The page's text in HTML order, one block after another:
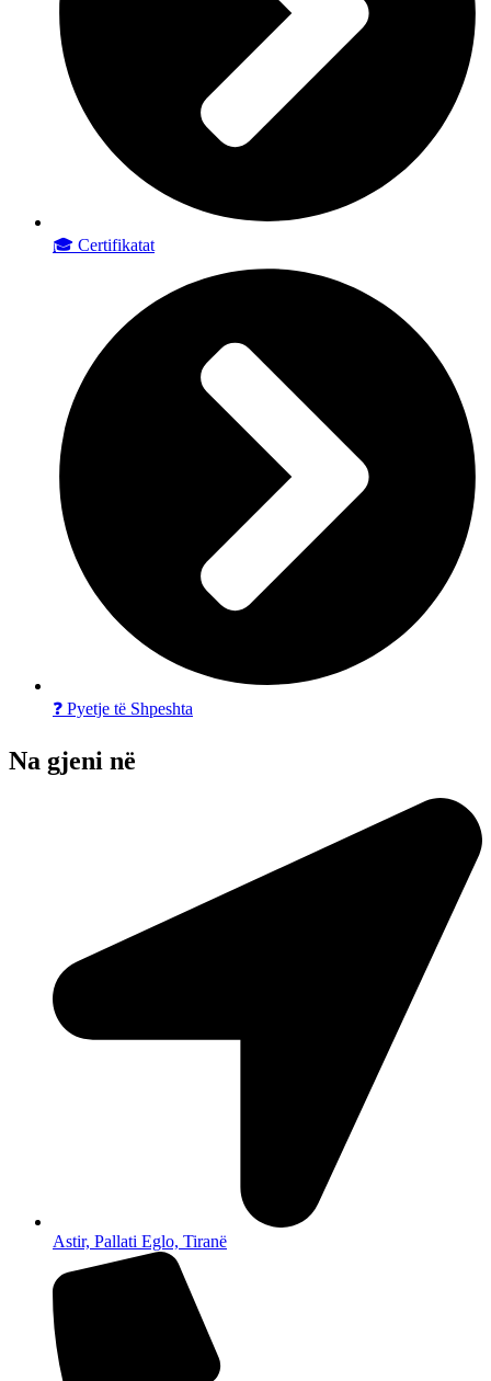
🎓 Certifikatat
❓ Pyetje të Shpeshta
Na gjeni në
Astir, Pallati Eglo, Tiranë